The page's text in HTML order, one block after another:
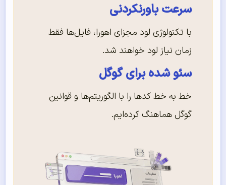
سرعت باورنکردنی
با تکنولوژی لود مجزای اهورا، فایل‌ها فقط
زمان نیاز لود خواهند شد.
سئو شده برای گوگل
خط به خط کدها را با الگوریتم‌ها و قوانین
گوگل هماهنگ کرده‌ایم.